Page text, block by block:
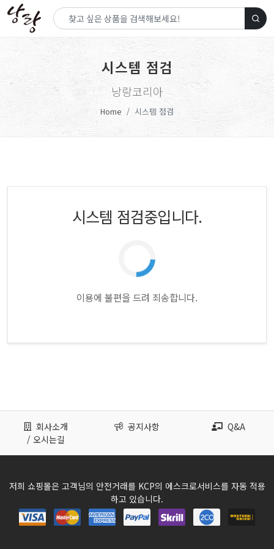
시스템 점검
낭랑코리아
Home 시스템 점검
시스템 점검중입니다.
이용에 불편을 드려 죄송합니다.
회사소개
/ 오시는길
공지사항 Q&A
저희 쇼핑몰은 고객님의 안전거래를 KCP의 에스크로서비스를 자동 적용
하고 있습니다.